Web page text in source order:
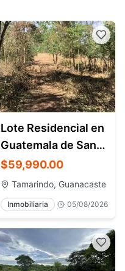
Lote Residencial en
Guatemala de Santa
Rosa
$59,990.00
Tamarindo, Guanacaste
Inmobiliaria 05/08/2026